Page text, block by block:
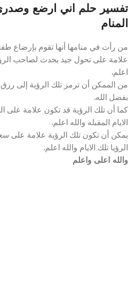
تفسير حلم اني ارضع
المنام
من رأت في منامها أنها تقوم بإرضاع
علامة على تحول جيد يحدث لصاحب
اعلم.
من الممكن أن ترمز تلك الرؤية إلى رزق
بفضل الله.
كما أن تلك الرؤية قد تكون علامة على
الايام المقبله والله اعلم.
يمكن أن تكون تلك الرؤية علامة على
الرؤيا تلك الايام والله اعلم.
والله اعلى واعلم